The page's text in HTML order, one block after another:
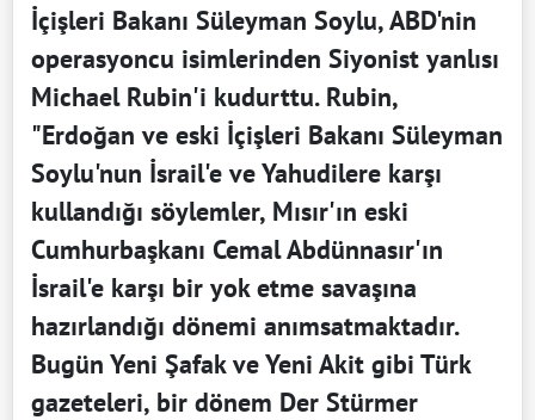
İçişleri Bakanı Süleyman Soylu, ABD'nin
operasyoncu isimlerinden Siyonist yanlısı
Michael Rubin'i kudurttu. Rubin,
"Erdoğan ve eski İçişleri Bakanı Süleyman
Soylu'nun İsrail'e ve Yahudilere karşı
kullandığı söylemler, Mısır'ın eski
Cumhurbaşkanı Cemal Abdünnasır'ın
İsrail'e karşı bir yok etme savaşına
hazırlandığı dönemi anımsatmaktadır.
Bugün Yeni Şafak ve Yeni Akit gibi Türk
gazeteleri, bir dönem Der Stürmer